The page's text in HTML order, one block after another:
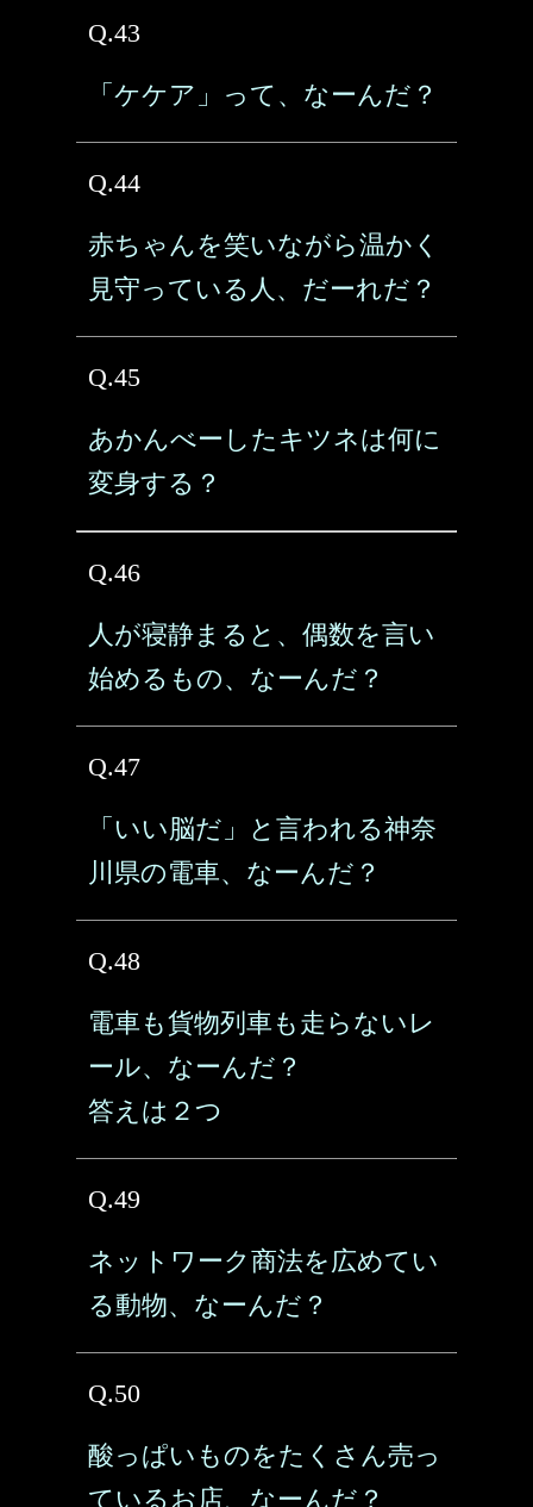
Q.43
「ケケア」って、なーんだ？
Q.44
赤ちゃんを笑いながら温かく
見守っている人、だーれだ？
Q.45
あかんべーしたキツネは何に
変身する？
Q.46
人が寝静まると、偶数を言い
始めるもの、なーんだ？
Q.47
「いい脳だ」と言われる神奈
川県の電車、なーんだ？
Q.48
電車も貨物列車も走らないレ
ール、なーんだ？
答えは２つ
Q.49
ネットワーク商法を広めてい
る動物、なーんだ？
Q.50
酸っぱいものをたくさん売っ
ているお店、なーんだ？